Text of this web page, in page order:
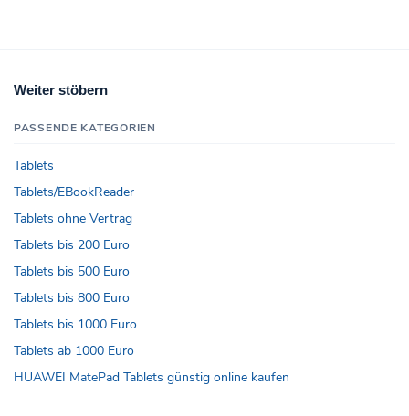
Weiter stöbern
PASSENDE KATEGORIEN
Tablets
Tablets/EBookReader
Tablets ohne Vertrag
Tablets bis 200 Euro
Tablets bis 500 Euro
Tablets bis 800 Euro
Tablets bis 1000 Euro
Tablets ab 1000 Euro
HUAWEI MatePad Tablets günstig online kaufen